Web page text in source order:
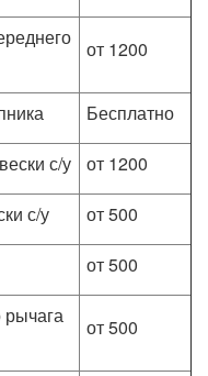
от 1200
Бесплатно
с/у
от 1200
с/у
от 500
от 500
рычага
от 500